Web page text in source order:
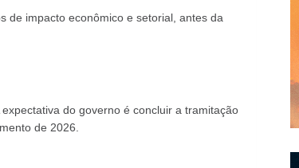
de impacto econômico e setorial, antes da
do governo é concluir a tramitação
de 2026.